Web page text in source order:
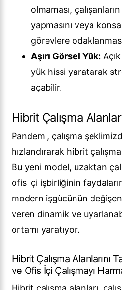
olmaması,
yapmasını veya
görevlere
Aşırı Görsel Yük:
yük hissi yaratarak
açabilir.
Hibrit Çalışma
Pandemi, çalışma
hızlandırarak hibrit çalışma
Bu yeni model, uzaktan
ofis içi işbirliğinin
modern işgücünün
veren dinamik ve
ortamı yaratıyor.
Hibrit Çalışma Alanlarını
ve Ofis İçi Çalışmayı